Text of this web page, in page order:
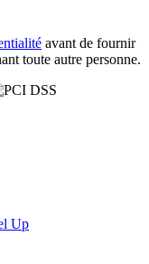
avant de fournir
toute autre personne.
Up